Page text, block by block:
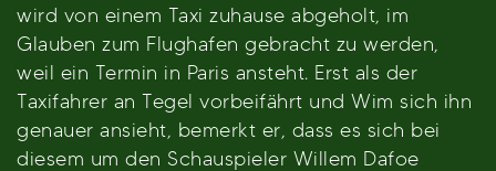
wird von einem Taxi zuhause abgeholt, im
Glauben zum Flughafen gebracht zu werden,
weil ein Termin in Paris ansteht. Erst als der
Taxifahrer an Tegel vorbeifährt und Wim sich ihn
genauer ansieht, bemerkt er, dass es sich bei
diesem um den Schauspieler Willem Dafoe